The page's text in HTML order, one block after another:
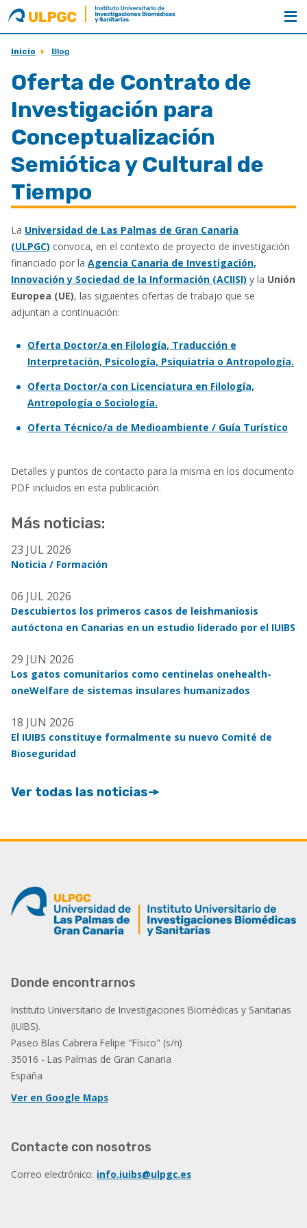
ULPGC
Nombre
unidad
Inicio Blog
Oferta de Contrato de
Investigación para
Conceptualización
Semiótica y Cultural de
Tiempo
La Universidad de Las Palmas de Gran Canaria
(ULPGC) convoca, en el contexto de proyecto de investigación
financiado por la Agencia Canaria de Investigación,
Innovación y Sociedad de la Información (ACIISI) y la Unión
Europea (UE), las siguientes ofertas de trabajo que se
adjuntan a continuación:
Oferta Doctor/a en Filología, Traducción e
Interpretación, Psicología, Psiquiatría o Antropología.
Oferta Doctor/a con Licenciatura en Filología,
Antropología o Sociología.
Oferta Técnico/a de Medioambiente / Guía Turístico
Detalles y puntos de contacto para la misma en los documento
PDF incluidos en esta publicación.
Más noticias:
23 JUL 2026
Noticia / Formación
06 JUL 2026
Descubiertos los primeros casos de leishmaniosis
autóctona en Canarias en un estudio liderado por el IUIBS
29 JUN 2026
Los gatos comunitarios como centinelas onehealth-
oneWelfare de sistemas insulares humanizados
18 JUN 2026
El IUIBS constituye formalmente su nuevo Comité de
Bioseguridad
Ver todas las noticias
Donde encontrarnos
Instituto Universitario de Investigaciones Biomédicas y Sanitarias
(iUIBS).
Paseo Blas Cabrera Felipe "Físico" (s/n)
35016 - Las Palmas de Gran Canaria
España
Ver en Google Maps
Contacte con nosotros
Correo electrónico: info.iuibs@ulpgc.es